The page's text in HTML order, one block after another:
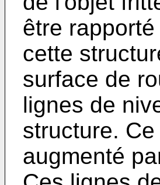
être
cette
surface de
lignes de
structure.
augmenté